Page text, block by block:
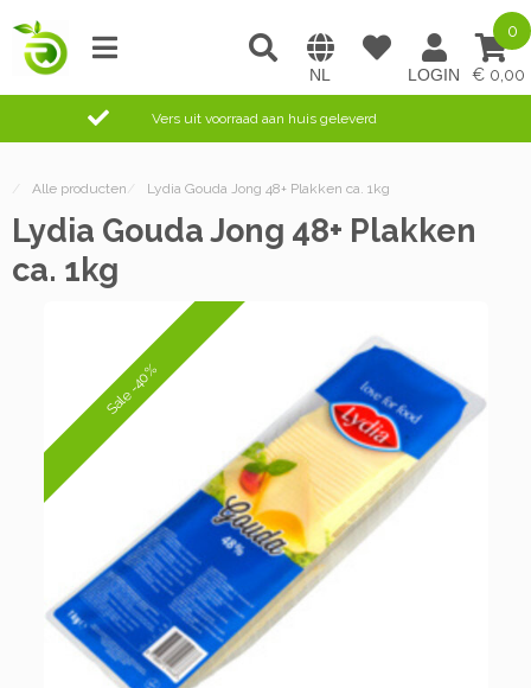
0,00
0
Vers uit voorraad aan huis geleverd
/ Alle producten / Lydia Gouda Jong 48+ Plakken ca. 1kg
Lydia Gouda Jong 48+ Plakken
ca. 1kg
Sale -40%